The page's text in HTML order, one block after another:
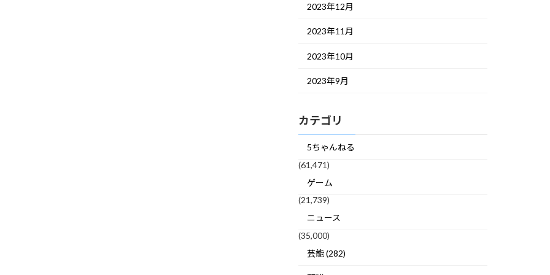
2023年12月
2023年11月
2023年10月
2023年9月
カテゴリ
5ちゃんねる
(61,471)
ゲーム
(21,739)
ニュース
(35,000)
芸能 (282)